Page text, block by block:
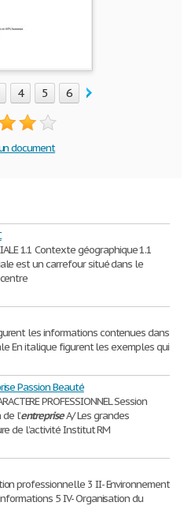
4 5 6 7
document
1.1 Contexte géographique 1.1
est un carrefour situé dans le
les informations contenues dans
En italique figurent les exemples qui
Passion Beauté
PROFESSIONNEL Session
l’entrepriseA/ Les grandes
de l’activité Institut RM
professionnelle 3 II- Environnement
5 IV- Organisation du